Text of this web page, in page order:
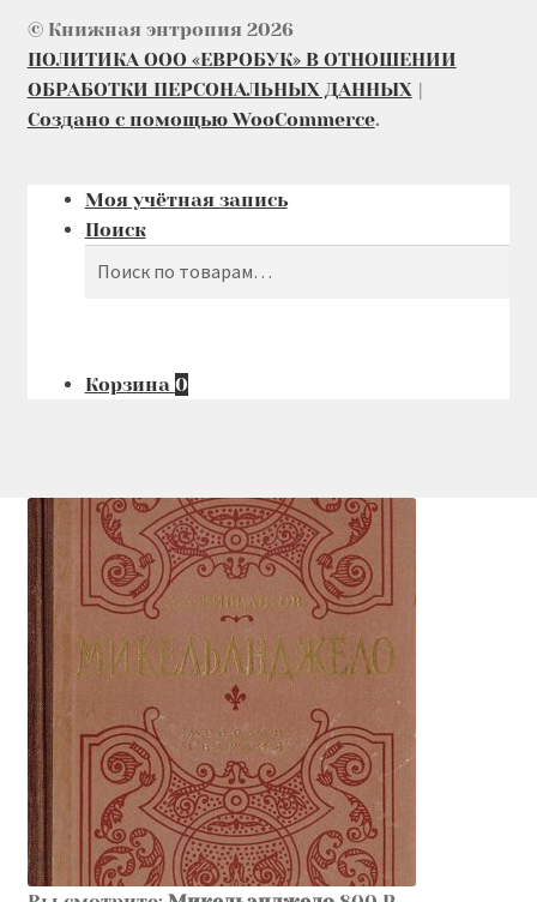
© Книжная энтропия 2026
ПОЛИТИКА ООО «ЕВРОБУК» В ОТНОШЕНИИ
ОБРАБОТКИ ПЕРСОНАЛЬНЫХ ДАННЫХ
Создано с помощью WooCommerce.
Моя учётная запись
Поиск
Корзина 0